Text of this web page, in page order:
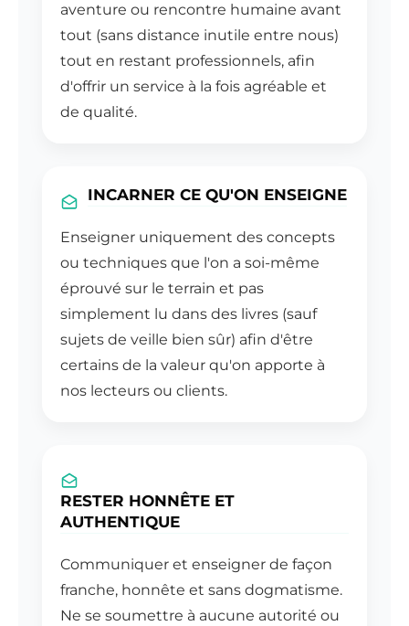
aventure ou rencontre humaine avant
tout (sans distance inutile entre nous)
tout en restant professionnels, afin
d'offrir un service à la fois agréable et
de qualité.
INCARNER CE QU'ON ENSEIGNE
Enseigner uniquement des concepts
ou techniques que l'on a soi-même
éprouvé sur le terrain et pas
simplement lu dans des livres (sauf
sujets de veille bien sûr) afin d'être
certains de la valeur qu'on apporte à
nos lecteurs ou clients.
RESTER HONNÊTE ET
AUTHENTIQUE
Communiquer et enseigner de façon
franche, honnête et sans dogmatisme.
Ne se soumettre à aucune autorité ou